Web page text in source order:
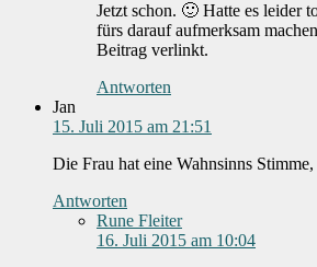
Jetzt schon. 🙂 Hatte es leider
fürs darauf aufmerksam
Beitrag verlinkt.
Antworten
Jan
15. Juli 2015 am 21:51
Die Frau hat eine Wahnsinns
Antworten
Rune Fleiter
16. Juli 2015 am 10:04